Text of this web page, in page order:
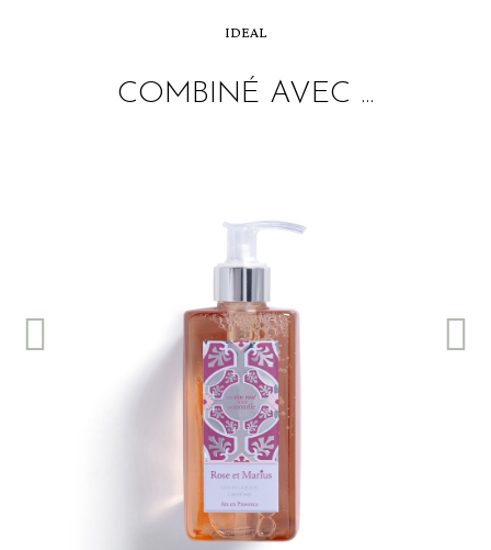
IDEAL
COMBINÉ AVEC ...